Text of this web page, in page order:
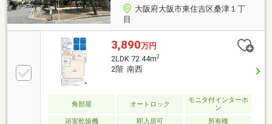
大阪府大阪市東住吉区桑津１丁
目
3,890万円
2LDK 72.44m2
2階 南西
角部屋 オートロック
モニタ付インターホ
ン
浴室乾燥機
即入居可 所有権